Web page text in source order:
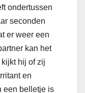
ondertussen
seconden
er weer een
kan het
hij of zij
en
een belletje is